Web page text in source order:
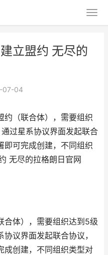
立盟约 无尽的
07-04
约（联合体），需要组织
过星系协议界面发起联合
即可完成创建，不同组织
无尽的拉格朗日官网
合体），需要组织达到5级
议界面发起联合协议，
成创建，不同组织类型对